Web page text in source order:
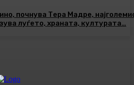
почнува Тера Мадре,
луѓето, храната, културата…